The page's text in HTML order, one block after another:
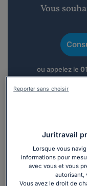
Vous
ou appelez le
Maître Inna SHVEDA
Juritravail
Lorsque vous
informations pour
avec vous et vous
autorisant,
Vous avez le droit de
Reporter sans choisir